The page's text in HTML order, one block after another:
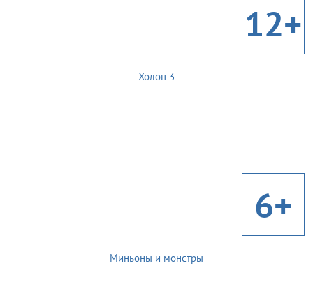
12+
Холоп 3
6+
Миньоны и монстры